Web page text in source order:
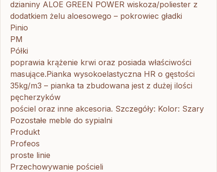
dzianiny ALOE GREEN POWER wiskoza/poliester z
dodatkiem żelu aloesowego – pokrowiec gładki
Pinio
PM
Półki
poprawia krążenie krwi oraz posiada właściwości
masujące.Pianka wysokoelastyczna HR o gęstości
35kg/m3 – pianka ta zbudowana jest z dużej ilości
pęcherzyków
pościel oraz inne akcesoria. Szczegóły: Kolor: Szary
Pozostałe meble do sypialni
Produkt
Profeos
proste linie
Przechowywanie pościeli